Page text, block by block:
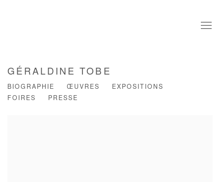
GÉRALDINE TOBE
BIOGRAPHIE ŒUVRES
EXPOSITIONS
FOIRES
PRESSE